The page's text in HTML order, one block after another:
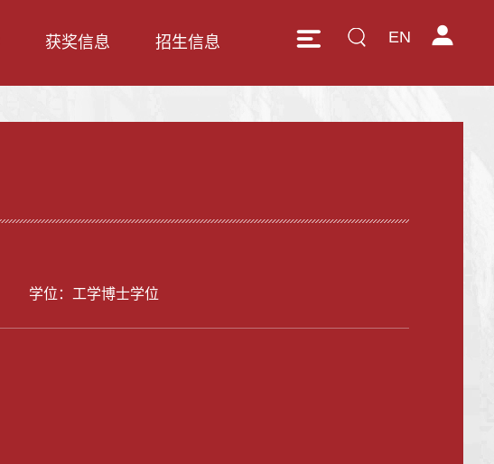
EN
获奖信息 招生信息
学位：工学博士学位